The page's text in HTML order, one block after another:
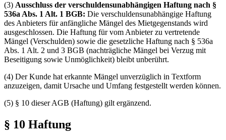
(3) Ausschluss der verschuldensunabhängigen Haftung nach §
536a Abs. 1 Alt. 1 BGB: Die verschuldensunabhängige Haftung
des Anbieters für anfängliche Mängel des Mietgegenstands wird
ausgeschlossen. Die Haftung für vom Anbieter zu vertretende
Mängel (Verschulden) sowie die gesetzliche Haftung nach § 536a
Abs. 1 Alt. 2 und 3 BGB (nachträgliche Mängel bei Verzug mit
Beseitigung sowie Unmöglichkeit) bleibt unberührt.
(4) Der Kunde hat erkannte Mängel unverzüglich in Textform
anzuzeigen, damit Ursache und Umfang festgestellt werden können.
(5) § 10 dieser AGB (Haftung) gilt ergänzend.
§ 10 Haftung